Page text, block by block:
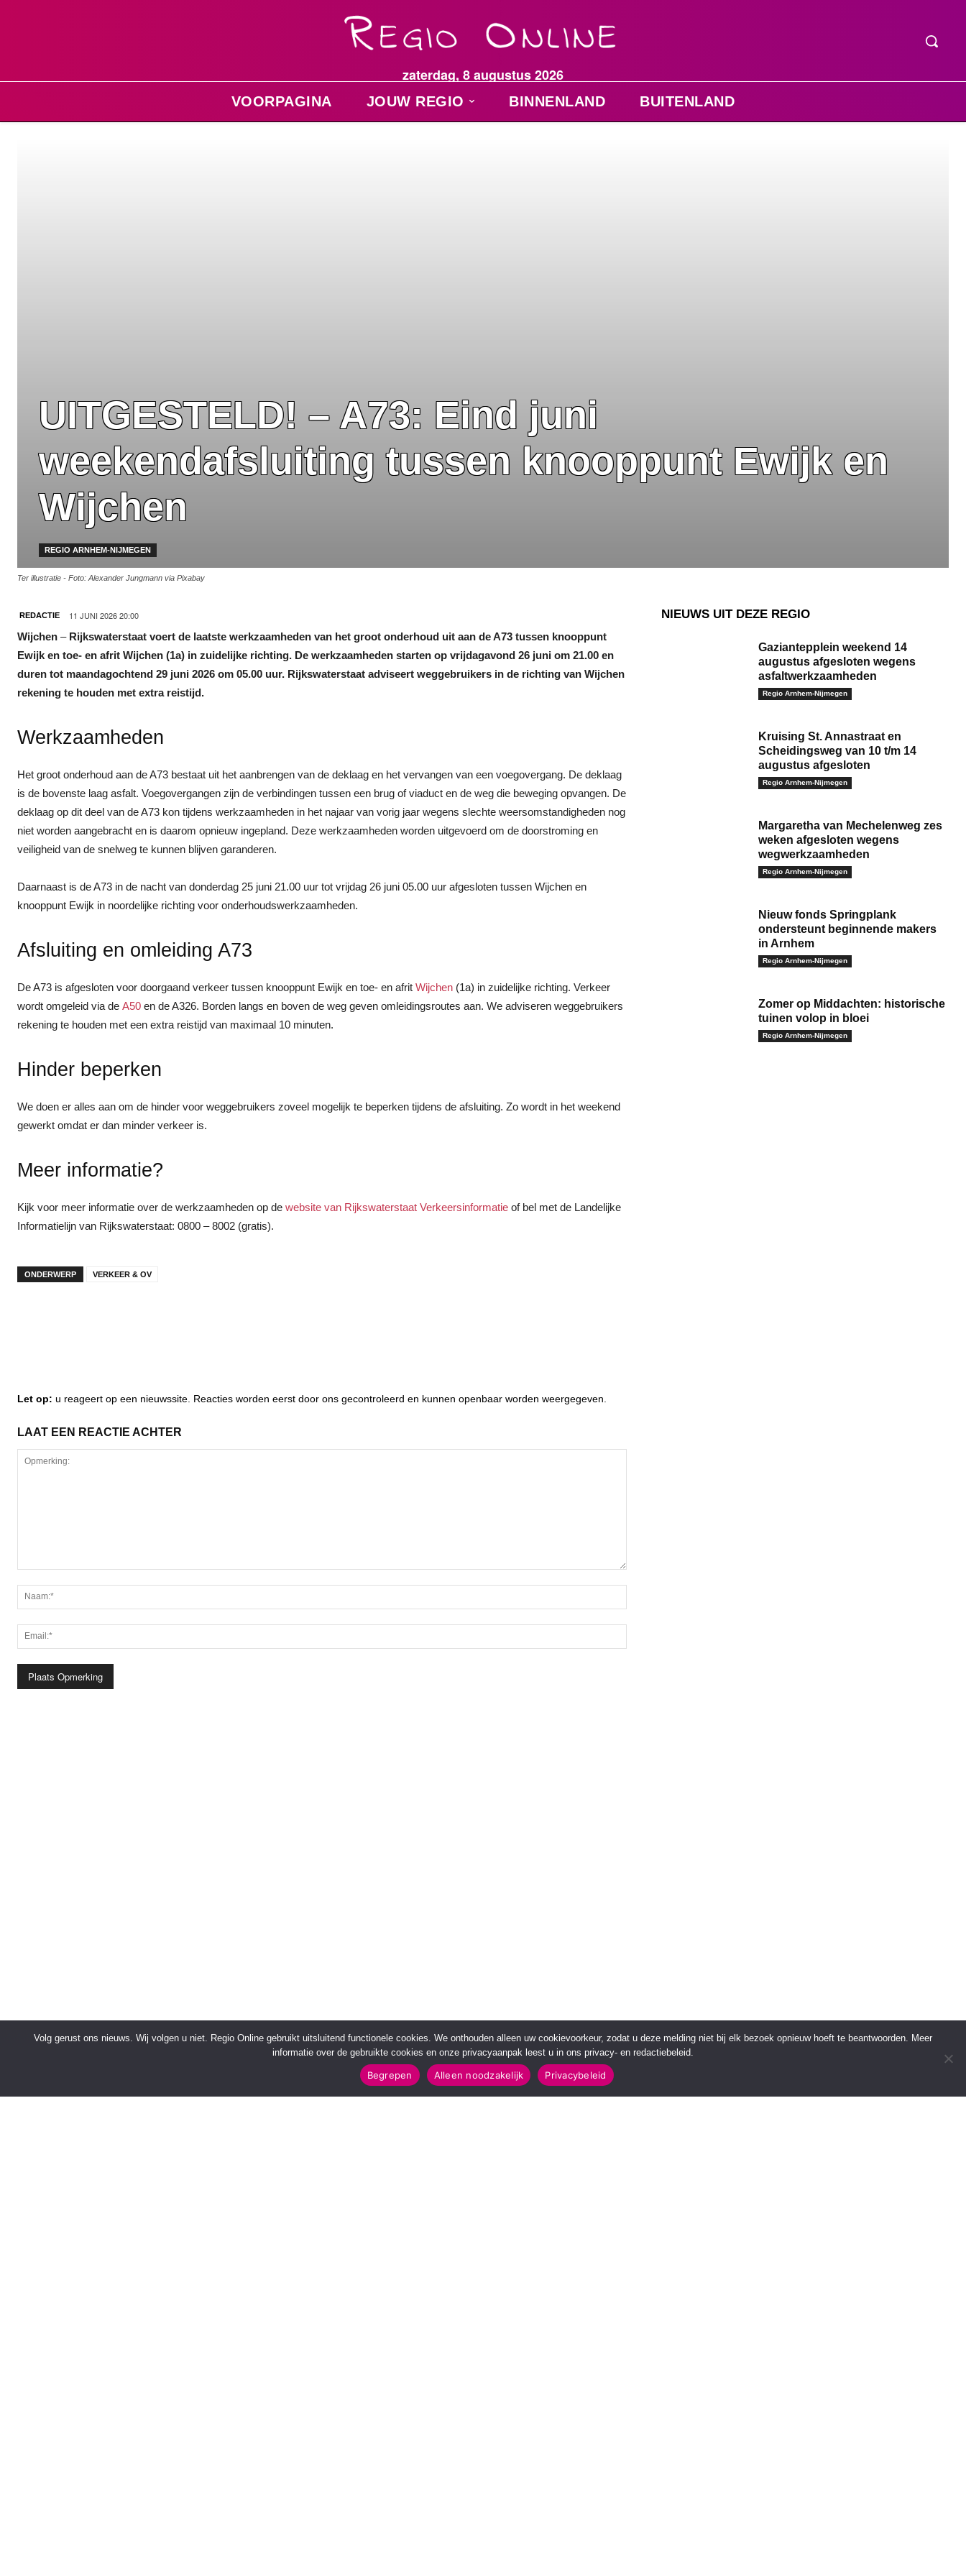
zaterdag, 8 augustus 2026
VOORPAGINA JOUW REGIO BINNENLAND BUITENLAND
UITGESTELD! – A73: Eind juni
weekendafsluiting tussen knooppunt Ewijk en
Wijchen
REGIO ARNHEM-NIJMEGEN
Ter illustratie - Foto: Alexander Jungmann via Pixabay
REDACTIE 11 JUNI 2026 20:00
Wijchen – Rijkswaterstaat voert de laatste werkzaamheden van het groot onderhoud uit aan de A73 tussen knooppunt
Ewijk en toe- en afrit Wijchen (1a) in zuidelijke richting. De werkzaamheden starten op vrijdagavond 26 juni om 21.00 en
duren tot maandagochtend 29 juni 2026 om 05.00 uur. Rijkswaterstaat adviseert weggebruikers in de richting van Wijchen
rekening te houden met extra reistijd.
Werkzaamheden
Het groot onderhoud aan de A73 bestaat uit het aanbrengen van de deklaag en het vervangen van een voegovergang. De deklaag
is de bovenste laag asfalt. Voegovergangen zijn de verbindingen tussen een brug of viaduct en de weg die beweging opvangen. De
deklaag op dit deel van de A73 kon tijdens werkzaamheden in het najaar van vorig jaar wegens slechte weersomstandigheden nog
niet worden aangebracht en is daarom opnieuw ingepland. Deze werkzaamheden worden uitgevoerd om de doorstroming en
veiligheid van de snelweg te kunnen blijven garanderen.
Daarnaast is de A73 in de nacht van donderdag 25 juni 21.00 uur tot vrijdag 26 juni 05.00 uur afgesloten tussen Wijchen en
knooppunt Ewijk in noordelijke richting voor onderhoudswerkzaamheden.
Afsluiting en omleiding A73
De A73 is afgesloten voor doorgaand verkeer tussen knooppunt Ewijk en toe- en afrit Wijchen (1a) in zuidelijke richting. Verkeer
wordt omgeleid via de A50 en de A326. Borden langs en boven de weg geven omleidingsroutes aan. We adviseren weggebruikers
rekening te houden met een extra reistijd van maximaal 10 minuten.
Hinder beperken
We doen er alles aan om de hinder voor weggebruikers zoveel mogelijk te beperken tijdens de afsluiting. Zo wordt in het weekend
gewerkt omdat er dan minder verkeer is.
Meer informatie?
Kijk voor meer informatie over de werkzaamheden op de website van Rijkswaterstaat Verkeersinformatie of bel met de Landelijke
Informatielijn van Rijkswaterstaat: 0800 – 8002 (gratis).
ONDERWERP VERKEER & OV
Let op: u reageert op een nieuwssite. Reacties worden eerst door ons gecontroleerd en kunnen openbaar worden weergegeven.
LAAT EEN REACTIE ACHTER
NIEUWS UIT DEZE REGIO
Gaziantepplein weekend 14
augustus afgesloten wegens
asfaltwerkzaamheden
Regio Arnhem-Nijmegen
Kruising St. Annastraat en
Scheidingsweg van 10 t/m 14
augustus afgesloten
Regio Arnhem-Nijmegen
Margaretha van Mechelenweg zes
weken afgesloten wegens
wegwerkzaamheden
Regio Arnhem-Nijmegen
Nieuw fonds Springplank
ondersteunt beginnende makers
in Arnhem
Regio Arnhem-Nijmegen
Zomer op Middachten: historische
tuinen volop in bloei
Regio Arnhem-Nijmegen
Volg gerust ons nieuws. Wij volgen u niet. Regio Online gebruikt uitsluitend functionele cookies. We onthouden alleen uw cookievoorkeur, zodat u deze melding niet bij elk bezoek opnieuw hoeft te beantwoorden. Meer
informatie over de gebruikte cookies en onze privacyaanpak leest u in ons privacy- en redactiebeleid.
Begrepen Alleen noodzakelijk Privacybeleid